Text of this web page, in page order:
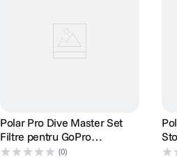
Polar Pro Dive Master Set
Filtre pentru GoPro
Hero9/10/11/12/13
(0)
6